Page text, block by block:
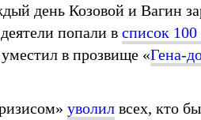
день Козовой и Вагин
попали в список
в прозвище «Гена-
уволил всех, кто